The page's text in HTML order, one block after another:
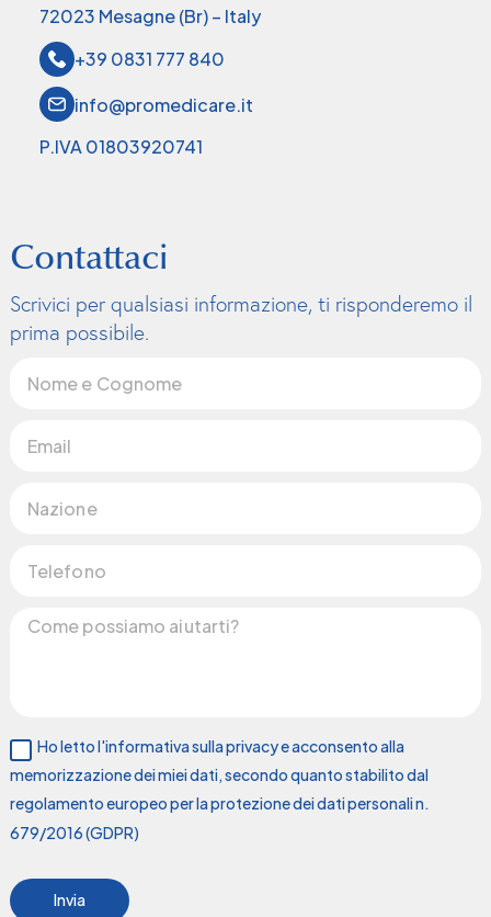
72023 Mesagne (Br) – Italy
+39 0831 777 840
info@promedicare.it
P.IVA 01803920741
Contattaci
Scrivici per qualsiasi informazione, ti risponderemo il
prima possibile.
Ho letto l'informativa sulla privacy e acconsento alla
memorizzazione dei miei dati, secondo quanto stabilito dal
regolamento europeo per la protezione dei dati personali n.
679/2016 (GDPR)
Invia